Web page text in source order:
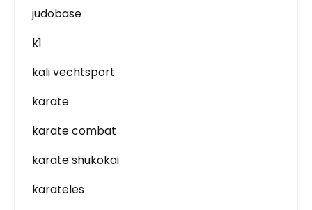
judobase
k1
kali vechtsport
karate
karate combat
karate shukokai
karateles